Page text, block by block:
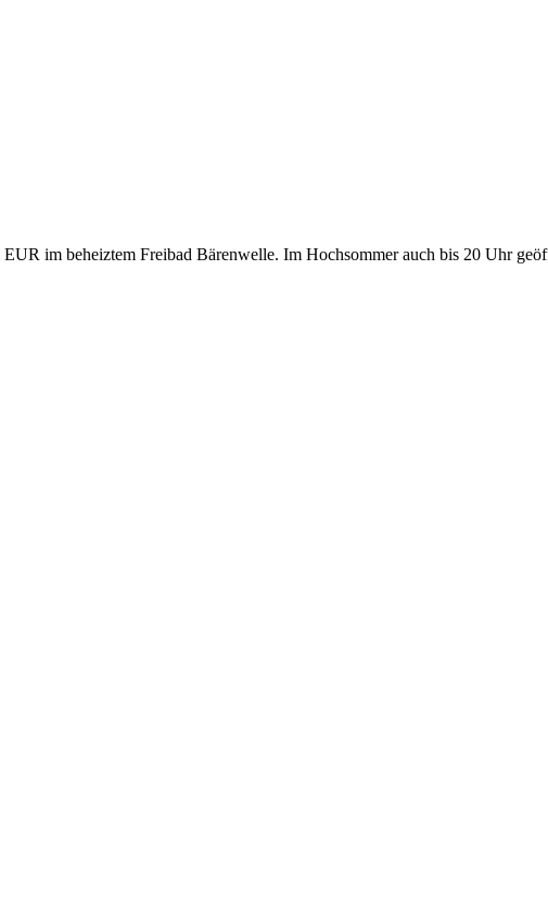
im beheiztem Freibad Bärenwelle. Im Hochsommer auch bis 20 Uhr